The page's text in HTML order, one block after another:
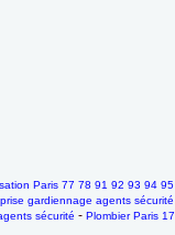
Paris 77 78 91 92 93 94 95
gardiennage agents sécurité
sécurité - Plombier Paris 17